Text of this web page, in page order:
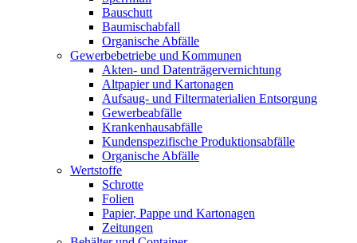
Bauschutt
Baumischabfall
Organische Abfälle
Gewerbebetriebe und Kommunen
Akten- und Datenträgervernichtung
Altpapier und Kartonagen
Aufsaug- und Filtermaterialien Entsorgung
Gewerbeabfälle
Krankenhausabfälle
Kundenspezifische Produktionsabfälle
Organische Abfälle
Wertstoffe
Schrotte
Folien
Papier, Pappe und Kartonagen
Zeitungen